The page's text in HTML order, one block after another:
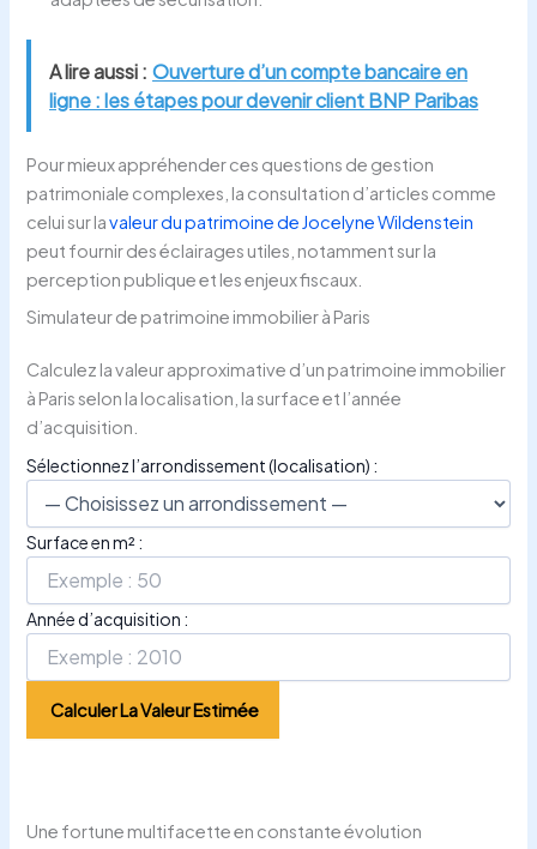
A lire aussi : Ouverture d’un compte bancaire en
ligne : les étapes pour devenir client BNP Paribas
Pour mieux appréhender ces questions de gestion
patrimoniale complexes, la consultation d’articles comme
celui sur lavaleur du patrimoine de Jocelyne Wildenstein
peut fournir des éclairages utiles, notamment sur la
perception publique et les enjeux fiscaux.
Simulateur de patrimoine immobilier à Paris
Calculez la valeur approximative d’un patrimoine immobilier
à Paris selon la localisation, la surface et l’année
d’acquisition.
Sélectionnez l’arrondissement (localisation) :
Surface en m² :
Année d’acquisition :
Calculer La Valeur Estimée
Une fortune multifacette en constante évolution